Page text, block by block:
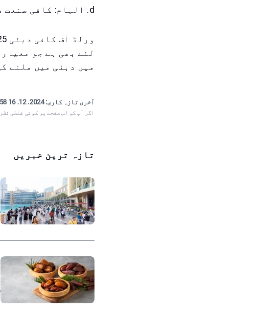
d. الہام: کافی صنعت میں تازہ ترین رجحانات اور ترقیات کی دریافت۔
لئے بھی ہے جو
میں دبئی میں ملنے
آخری تازہ کاری:2024. 12. 16 20:58
اگر آپ کو اس صفحے پر کوئی غلطی
تازہ ترین خبریں